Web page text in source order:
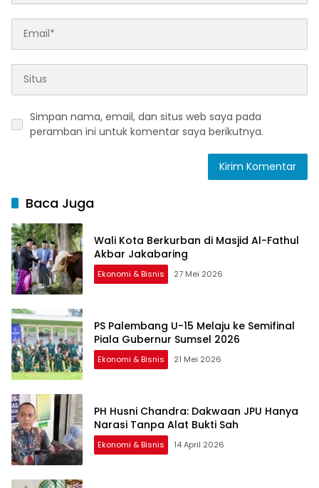
Simpan nama, email, dan situs web saya pada
peramban ini untuk komentar saya berikutnya.
Baca Juga
Wali Kota Berkurban di Masjid Al-Fathul
Akbar Jakabaring
Ekonomi & Bisnis 27 Mei 2026
PS Palembang U-15 Melaju ke Semifinal
Piala Gubernur Sumsel 2026
Ekonomi & Bisnis 21 Mei 2026
PH Husni Chandra: Dakwaan JPU Hanya
Narasi Tanpa Alat Bukti Sah
Ekonomi & Bisnis 14 April 2026